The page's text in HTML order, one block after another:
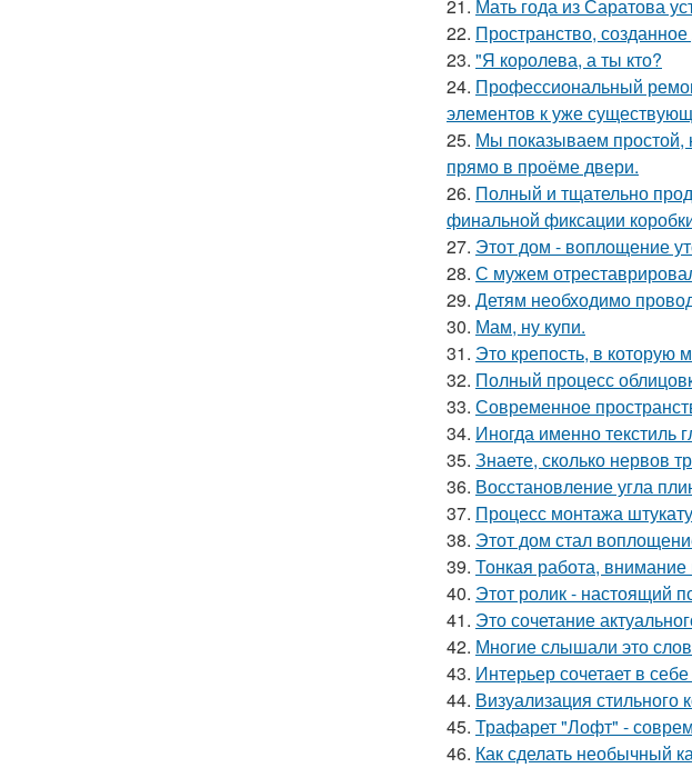
21. Мать года из Саратова
22. Пространство,
23. "Я королева, а ты кто?
24. Профессиональный
элементов к уже
25. Мы показываем простой,
прямо в проёме двери.
26. Полный и тщательно
финальной фиксации
27. Этот дом - воплощение
28. С мужем
29. Детям необходимо
30. Мам, ну купи.
31. Это крепость, в которую
32. Полный процесс
33. Современное
34. Иногда именно текстиль
35. Знаете, сколько нервов
36. Восстановление угла
37. Процесс монтажа
38. Этот дом стал
39. Тонкая работа,
40. Этот ролик - настоящий
41. Это сочетание
42. Многие слышали это
43. Интерьер сочетает в
44. Визуализация
45. Трафарет "Лофт" -
46. Как сделать необычный